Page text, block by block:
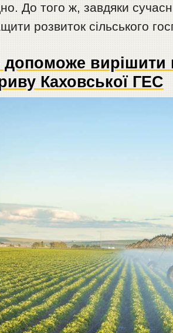
До того ж, завдяки
розвиток сільського
вирішити
Каховської ГЕС